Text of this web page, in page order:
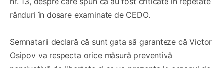
rânduri în dosare examinate de CEDO.
Semnatarii declară că sunt gata să garanteze că Victor
Osipov va respecta orice măsură preventivă